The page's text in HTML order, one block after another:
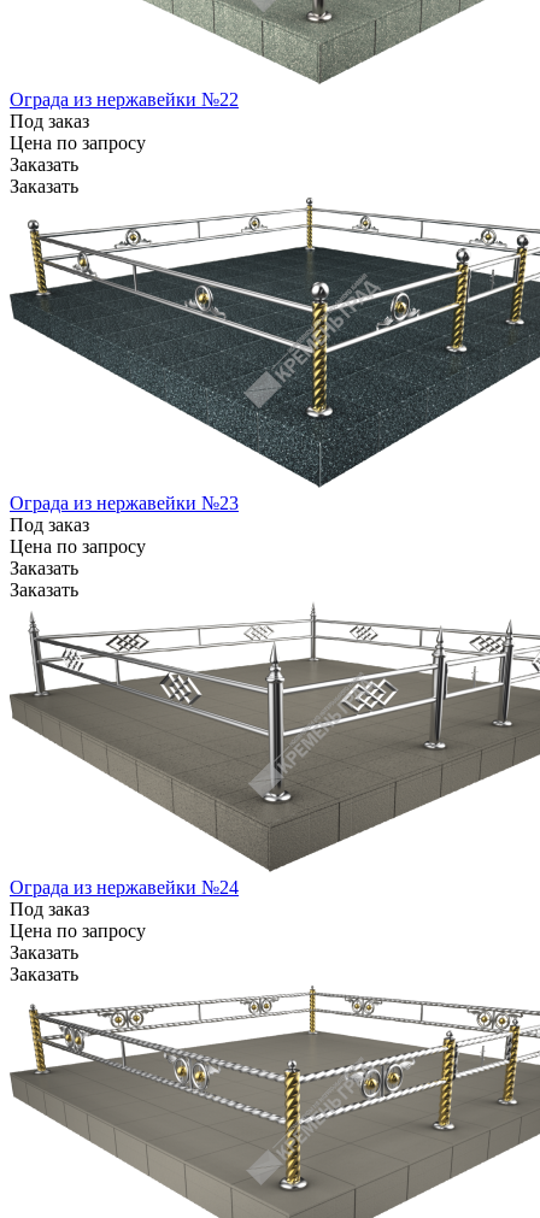
Ограда из нержавейки №22
Под заказ
Цена по запросу
Заказать
Заказать
Ограда из нержавейки №23
Под заказ
Цена по запросу
Заказать
Заказать
Ограда из нержавейки №24
Под заказ
Цена по запросу
Заказать
Заказать